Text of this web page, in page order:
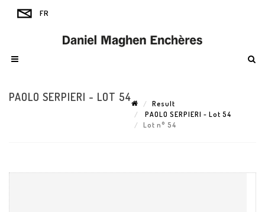
PAOLO SERPIERI - LOT 54
Result
PAOLO SERPIERI - Lot 54
Lot n° 54